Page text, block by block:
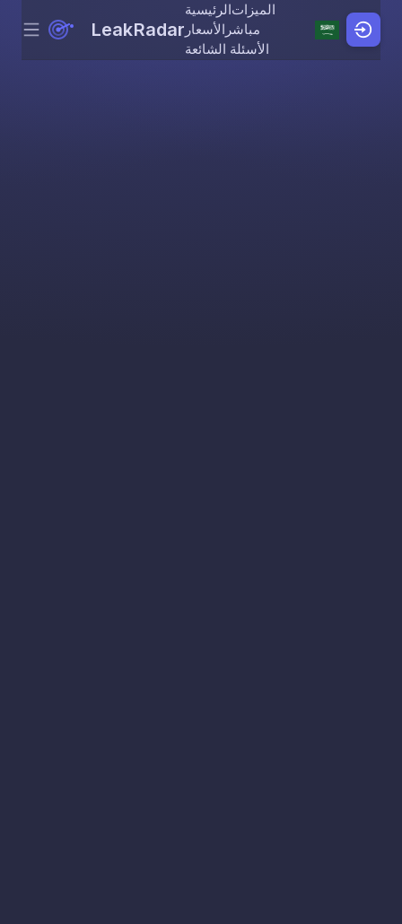
Skip to content
Menu LeakRadar
الرئيسيةالميزات
الأسعار مباشر
الأسئلة الشائعة